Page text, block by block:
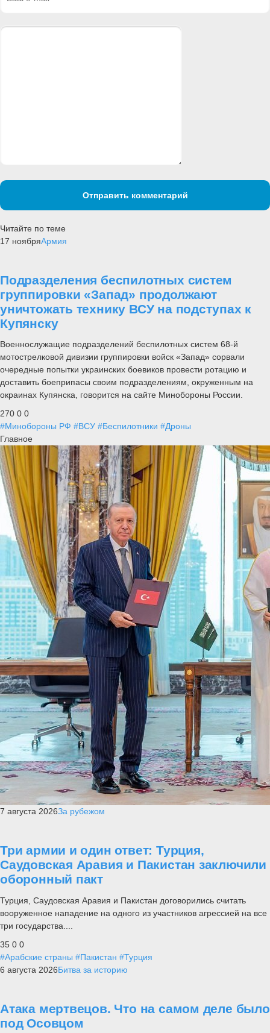
Отправить комментарий
Читайте по теме
17 ноябряАрмия
Подразделения беспилотных систем
группировки «Запад» продолжают
уничтожать технику ВСУ на подступах к
Купянску
Военнослужащие подразделений беспилотных систем 68-й
мотострелковой дивизии группировки войск «Запад» сорвали
очередные попытки украинских боевиков провести ротацию и
доставить боеприпасы своим подразделениям, окруженным на
окраинах Купянска, говорится на сайте Минобороны России.
270 0 0
#Минобороны РФ #ВСУ #Беспилотники #Дроны
Главное
7 августа 2026За рубежом
Три армии и один ответ: Турция,
Саудовская Аравия и Пакистан заключили
оборонный пакт
Турция, Саудовская Аравия и Пакистан договорились считать
вооруженное нападение на одного из участников агрессией на все
три государства....
35 0 0
#Арабские страны #Пакистан #Турция
6 августа 2026Битва за историю
Атака мертвецов. Что на самом деле было
под Осовцом